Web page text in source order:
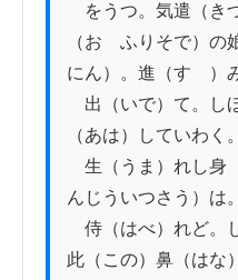
をうつ。気遣（き
（おゝふりそで）の
にん）。進（すゝ）
出（いで）て。し
（あは）していわく
生（うま）れし身
んじういつさう）は
侍（はべ）れど。
此（この）鼻（はな